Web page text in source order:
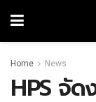
Home News
HPS จัด